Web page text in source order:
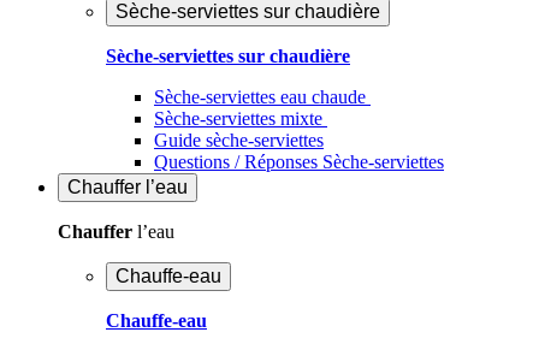
Sèche-serviettes sur chaudière
Sèche-serviettes sur chaudière
Sèche-serviettes eau chaude
Sèche-serviettes mixte
Guide sèche-serviettes
Questions / Réponses Sèche-serviettes
Chauffer l’eau
Chauffer l’eau
Chauffe-eau
Chauffe-eau